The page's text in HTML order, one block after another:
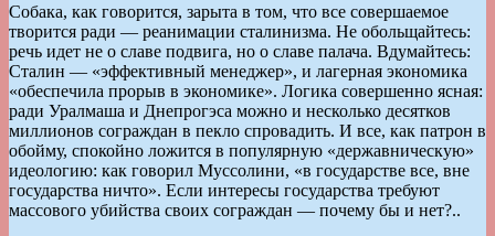
Собака, как говорится, зарыта в том, что все совершаемое
творится ради — реанимации сталинизма. Не обольщайтесь:
речь идет не о славе подвига, но о славе палача. Вдумайтесь:
Сталин — «эффективный менеджер», и лагерная экономика
«обеспечила прорыв в экономике». Логика совершенно ясная:
ради Уралмаша и Днепрогэса можно и несколько десятков
миллионов сограждан в пекло спровадить. И все, как патрон в
обойму, спокойно ложится в популярную «державническую»
идеологию: как говорил Муссолини, «в государстве все, вне
государства ничто». Если интересы государства требуют
массового убийства своих сограждан — почему бы и нет?..